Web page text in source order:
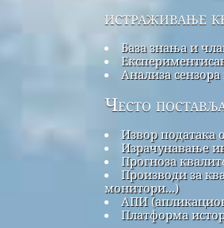
истраживање
База знања и
Анализа сензора
Често
Извор података
Израчунавање
Прогноза
Производи за
монитори...)
АПИ
Платформа